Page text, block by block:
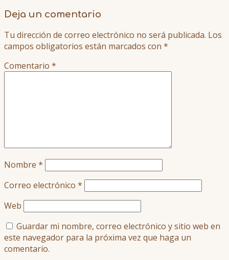
Deja un comentario
Tu dirección de correo electrónico no será publicada. Los
campos obligatorios están marcados con *
Comentario *
Nombre *
Correo electrónico *
Web
Guardar mi nombre, correo electrónico y sitio web en
este navegador para la próxima vez que haga un
comentario.